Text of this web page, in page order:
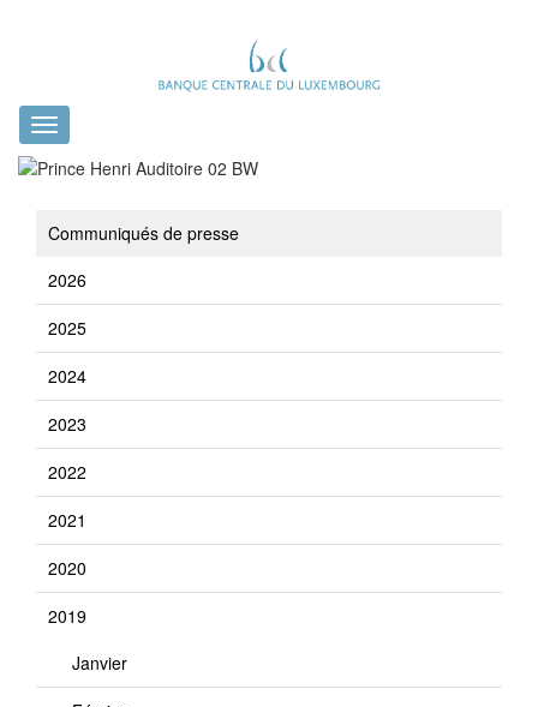
Toggle
navigation
Communiqués de presse
2026
2025
2024
2023
2022
2021
2020
2019
Janvier